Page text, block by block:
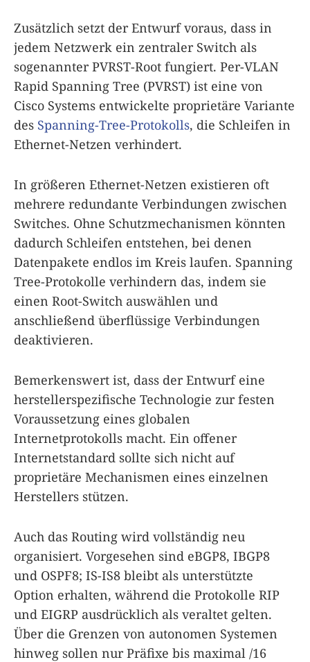
Zusätzlich setzt der Entwurf voraus, dass in
jedem Netzwerk ein zentraler Switch als
sogenannter PVRST-Root fungiert. Per-VLAN
Rapid Spanning Tree (PVRST) ist eine von
Cisco Systems entwickelte proprietäre Variante
des Spanning-Tree-Protokolls, die Schleifen in
Ethernet-Netzen verhindert.
In größeren Ethernet-Netzen existieren oft
mehrere redundante Verbindungen zwischen
Switches. Ohne Schutzmechanismen könnten
dadurch Schleifen entstehen, bei denen
Datenpakete endlos im Kreis laufen. Spanning
Tree-Protokolle verhindern das, indem sie
einen Root-Switch auswählen und
anschließend überflüssige Verbindungen
deaktivieren.
Bemerkenswert ist, dass der Entwurf eine
herstellerspezifische Technologie zur festen
Voraussetzung eines globalen
Internetprotokolls macht. Ein offener
Internetstandard sollte sich nicht auf
proprietäre Mechanismen eines einzelnen
Herstellers stützen.
Auch das Routing wird vollständig neu
organisiert. Vorgesehen sind eBGP8, IBGP8
und OSPF8; IS-IS8 bleibt als unterstützte
Option erhalten, während die Protokolle RIP
und EIGRP ausdrücklich als veraltet gelten.
Über die Grenzen von autonomen Systemen
hinweg sollen nur Präfixe bis maximal /16